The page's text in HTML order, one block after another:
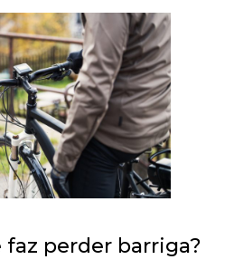
perder barriga?